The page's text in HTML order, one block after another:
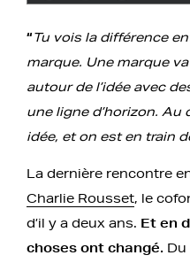
“Tu vois la différence
marque. Une marque
autour de l’idée avec
une ligne d’horizon.
idée, et on est en train
La dernière rencontre
Charlie Rousset, le
d’il y a deux ans. Et en
choses ont changé.